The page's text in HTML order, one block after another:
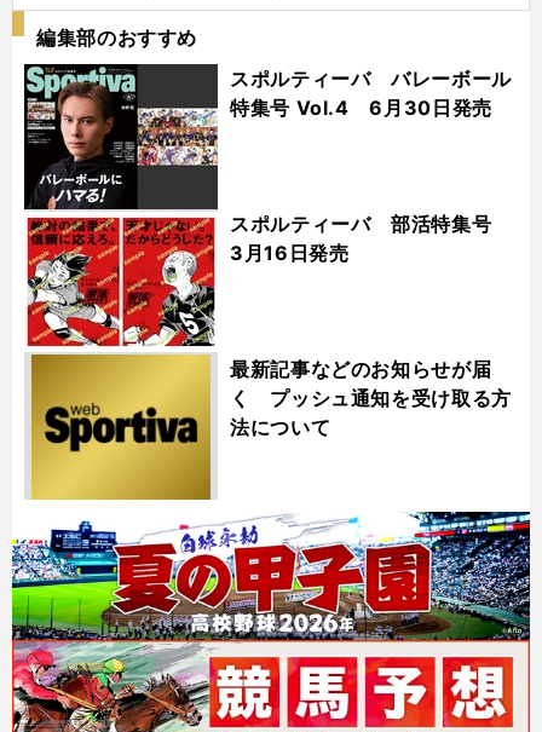
編集部のおすすめ
スポルティーバ バレーボール
特集号 Vol.4 6月30日発売
スポルティーバ 部活特集号
3月16日発売
最新記事などのお知らせが届
く プッシュ通知を受け取る方
法について